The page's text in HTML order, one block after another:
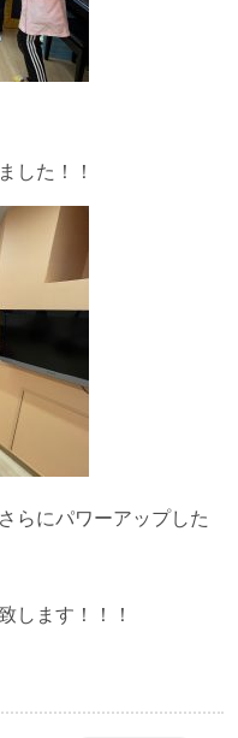
した！！
らにパワーアップした
します！！！